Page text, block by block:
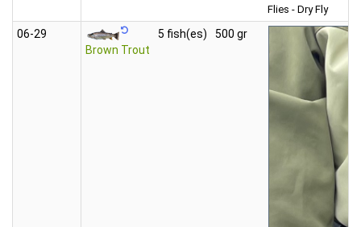
Flies - Dry Fly
06‑29
Brown Trout
5 fish(es) 500 gr